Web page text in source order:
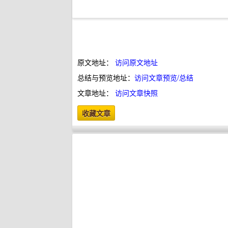
原文地址： 访问原文地址
总结与预览地址： 访问文章预览/总结
文章地址： 访问文章快照